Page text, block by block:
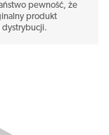
pewność, że
produkt
dystrybucji.